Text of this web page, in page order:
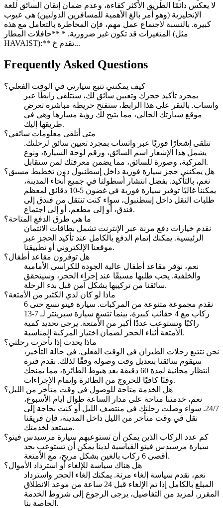
لا يعكس دائمًا الطريق الأكثر كفاءة، وعدم ضمان إتقان السائق للغة
الإنجليزية (وهو أمر بالغ الأهمية للمسافرين الدوليين) هي عيوب
كبيرة. بالنسبة لاجتماع عمل مهم، فإن المخاطرة بالتعامل مع هذه
المتغيرات قد تكون غير ضرورية. * **حافلات المطار (مثل
HAVAIST):** تقدم خ...
Frequently Asked Questions
كيف يمكنني تتبع سيارتي في الوقت الفعلي؟
بمجرد تأكيد حجزك وتعيين سائق لك، ستتلقى رابطًا عبر
واتساب. بالنقر على هذا الرابط، ستفتح خريطة مباشرة تعرض
موقع سيارتك الحالي، مما يتيح لك رؤية مسارها وهي في
طريقها إليك.
متى أتلقى معلومات سائقي؟
تتلقى إشعارًا فوريًا عبر واتساب بمجرد تعيين سائق لرحلتك.
يشمل هذا الإشعار اسم السائق، ورقم لوحة السيارة، ونوع
المركبة، وصورة للسائق، مما يضمن معرفتك لمن ستقابل.
هل يمكنني حجز سيارة فورية داخل إسطنبول دون تخطيط مسبق؟
نعم، بالتأكيد. بفضل انتشار أسطولنا في جميع أنحاء المدينة،
يمكننا غالبًا توفير سيارة فورية في غضون 5-10 دقائق لمعظم
طلبات النقل داخل إسطنبول، سواء كنت تنتقل من فندق إلى
فندق، أو إلى مطعم، أو إلى اجتماع.
ما هي طرق الدفع المتاحة؟
نقدم خيارات دفع مرنة عبر الإنترنت تشمل بطاقات الائتمان
الرئيسية. يمكنك إتمام الدفع بالكامل عند تأكيد الحجز عبر
موقعنا الإلكتروني أو تطبيقنا.
هل توفرون مقاعد أطفال؟
نعم، نوفر مقاعد أطفال عالية الجودة للكراسي الأمامية
والخلفية. يجب طلبها مسبقًا عند إجراء الحجز، وسيتحقق
سائقنا من تركيبها بشكل آمن قبل بدء الرحلة.
ماذا لو كان لدي الكثير من الأمتعة؟
نقدم مجموعة متنوعة من المركبات. سيارة فيتو تسع حتى 6
ركاب مع 4 حقائب كبيرة، بينما تتسع سيارة سبرينتر لـ 7-13
راكبًا وتستوعب عددًا أكبر من الأمتعة. يرجى تحديد كمية
الأمتعة أثناء الحجز لضمان اختيار المركبة المناسبة.
ماذا يحدث إذا تأخرت رحلتي؟
نحن نتتبع رحلات الطيران في الوقت الفعلي. في حالة التأخير،
سيقوم سائقنا بتعديل وقت وصوله وفقًا لذلك. نقدم فترة
انتظار مجانية لمدة 60 دقيقة بعد هبوط الطائرة، مما يمنحك
وقتًا كافيًا للخروج من الطائرة وإتمام الإجراءات.
هل الخدمة متاحة للوصول في وقت متأخر من الليل؟
نعم، خدمتنا متاحة على مدار الساعة طوال أيام الأسبوع،
24/7. سواء وصلت رحلتك في منتصف الليل أو كنت بحاجة إلى
نقل في وقت متأخر من الليل داخل المدينة، فإن فريقنا
مستعد لخدمتك.
كم عدد الركاب الذين يمكن أن تستوعبهم سيارة مرسيدس فيتو؟
سيارة مرسيدس فيتو القياسية لدينا يمكن أن تستوعب بحد
أقصى 6 ركاب بالغين بشكل مريح، مع الأمتعة.
هل هناك سياسة للإلغاء أو استرداد الأموال؟
نعم، نقدم سياسة إلغاء مرنة. يمكنك إلغاء الحجز واسترداد
المبلغ بالكامل إذا تم الإلغاء قبل 24 ساعة من موعد الانطلاق
المقرر. لمزيد من التفاصيل، يرجى الرجوع إلى شروط الخدمة
الخاصة بنا.